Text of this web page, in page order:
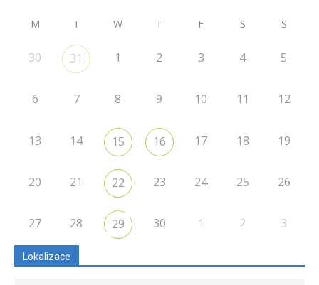
M T W T F S S
30 31 1 2 3 4 5
6 7 8 9 10 11 12
13 14 15 16 17 18 19
20 21 22 23 24 25 26
27 28 29 30 1 2 3
Lokalizace